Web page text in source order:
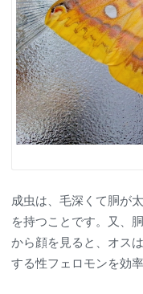
成虫は、毛深くて胴が
を持つことです。又、
から顔を見ると、オス
する性フェロモンを効